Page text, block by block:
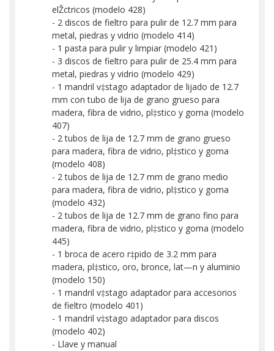
elŽctricos (modelo 428)
- 2 discos de fieltro para pulir de 12.7 mm para
metal, piedras y vidrio (modelo 414)
- 1 pasta para pulir y limpiar (modelo 421)
- 3 discos de fieltro para pulir de 25.4 mm para
metal, piedras y vidrio (modelo 429)
- 1 mandril v‡stago adaptador de lijado de 12.7
mm con tubo de lija de grano grueso para
madera, fibra de vidrio, pl‡stico y goma (modelo
407)
- 2 tubos de lija de 12.7 mm de grano grueso
para madera, fibra de vidrio, pl‡stico y goma
(modelo 408)
- 2 tubos de lija de 12.7 mm de grano medio
para madera, fibra de vidrio, pl‡stico y goma
(modelo 432)
- 2 tubos de lija de 12.7 mm de grano fino para
madera, fibra de vidrio, pl‡stico y goma (modelo
445)
- 1 broca de acero r‡pido de 3.2 mm para
madera, pl‡stico, oro, bronce, lat—n y aluminio
(modelo 150)
- 1 mandril v‡stago adaptador para accesorios
de fieltro (modelo 401)
- 1 mandril v‡stago adaptador para discos
(modelo 402)
- Llave y manual